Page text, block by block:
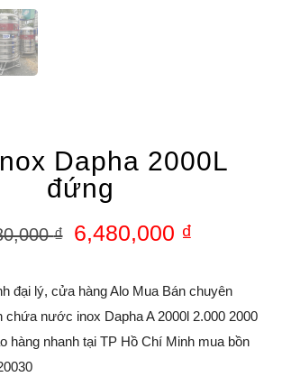
Dapha 2000L
đứng
₫ 6,480,000 ₫
đại lý, cửa hàng Alo Mua Bán chuyên
chứa nước inox Dapha A 2000l 2.000 2000
hàng nhanh tại TP Hồ Chí Minh mua bồn